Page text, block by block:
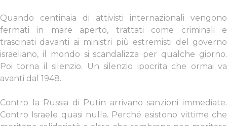
Quando centinaia di attivisti internazionali vengono
fermati in mare aperto, trattati come criminali e
trascinati davanti ai ministri più estremisti del governo
israeliano, il mondo si scandalizza per qualche giorno.
Poi torna il silenzio. Un silenzio ipocrita che ormai va
avanti dal 1948.
Contro la Russia di Putin arrivano sanzioni immediate.
Contro Israele quasi nulla. Perché esistono vittime che